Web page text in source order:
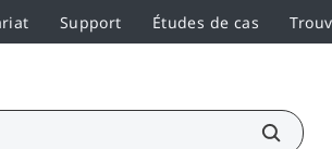
Support Études de cas